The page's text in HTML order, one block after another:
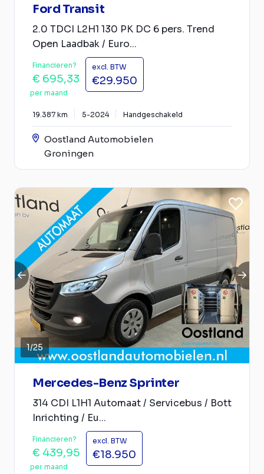
Ford Transit
2.0 TDCI L2H1 130 PK DC 6 pers. Trend
Open Laadbak / Euro...
Financieren?
€ 695,33
per maand
excl. BTW
€29.950
19.387 km 5-2024 Handgeschakeld
Oostland Automobielen
Groningen
1/25
Mercedes-Benz Sprinter
314 CDI L1H1 Automaat / Servicebus / Bott
Inrichting / Eu...
Financieren?
€ 439,95
per maand
excl. BTW
€18.950